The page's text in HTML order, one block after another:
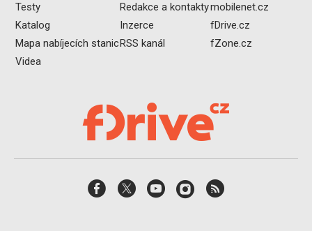
Testy
Katalog
Mapa nabíjecích stanic
Videa
Redakce a kontakty
Inzerce
RSS kanál
mobilenet.cz
fDrive.cz
fZone.cz